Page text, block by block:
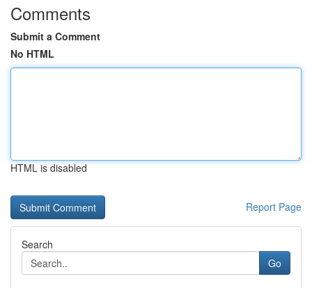
Comments
Submit a Comment
No HTML
HTML is disabled
Report Page
Search
Go